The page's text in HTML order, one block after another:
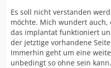
Es soll nicht verstanden
möchte. Mich wundert auch,
das implantat funktioniert
der jetztige vorhandene
Immerhin geht um eine
unbedingt so ohne sein kann.